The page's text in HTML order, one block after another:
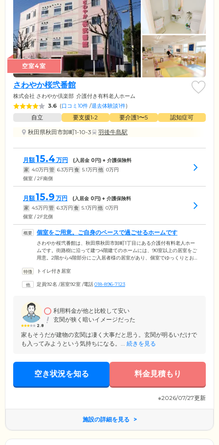
空室4室
さわやか桜弐番館
株式会社 さわやか倶楽部 介護付き有料老人ホーム
3.6 (口コミ10件 /退去体験談1件)
自立 要支援1•2 要介護1〜5
認知症可
秋田県秋田市卸町1-10-3
羽後牛島駅
月額15.4 万円 (入居金 0円) + 介護保険料
家 4.0万円 管 6.3万円 食 5.1万円 他 0万円
個室 / 2F南側
月額15.9 万円 (入居金 0円) + 介護保険料
家 4.5万円 管 6.3万円 食 5.1万円 他 0万円
個室 / 2F北側
個室をご用意。ご自身のペースで過ごせるホームです
さわやか桜弐番館は、秋田県秋田市卸町1丁目にある介護付有料老人ホー
ムです。街路樹に沿って建つ4階建てのホームには、90室以上の居室をご
用意。2階から4階部分にご入居者様の居室があり、個室でゆっくりとお
歩でお買い物を楽しむご入居者様もいらっしゃいます。ホーム内では、
ご入居者様と交流していただくことも可能です。雑誌や本でいっぱいの
トイレ付き居室
定員92名 /居室92室 /電話018-896-7123
2.8
利用料金が他と比較して安い
玄関が狭く暗いイメージだった
家もそうだが建物の玄関は凄く大事だと思う。玄関が明るいだけで
も入ってみようという気持ちになる。... 続きを見る
空き状況を知る 料金見積もり
※2026/07/27更新
施設の詳細を見る